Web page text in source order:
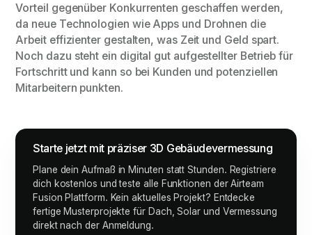
Starte jetzt mit präziser 3D Gebäudevermessung
Plane dein Aufmaß in Minuten statt Stunden. Registriere
dich kostenlos und teste alle Funktionen der Airteam
Fusion Plattform. Kein aktuelles Projekt? Entdecke
fertige Musterprojekte für Dach, Solar und Vermessung
direkt nach der Anmeldung.
Vorteil gegenüber Konkurrenten geschaffen werden,
da neue Technologien wie Apps und Drohnen die
Arbeit effizienter gestalten, was Zeit und Geld spart.
Noch dazu steht ein digital gut aufgestellter Betrieb für
Fortschritt und kann so bei Kunden und potenziellen
Mitarbeitern punkten.